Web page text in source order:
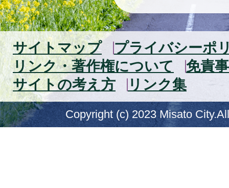
サイトマップ
プライバシーポ
リンク・著作権について
免責
サイトの考え方
リンク集
Copyright (c) 2023 Misato